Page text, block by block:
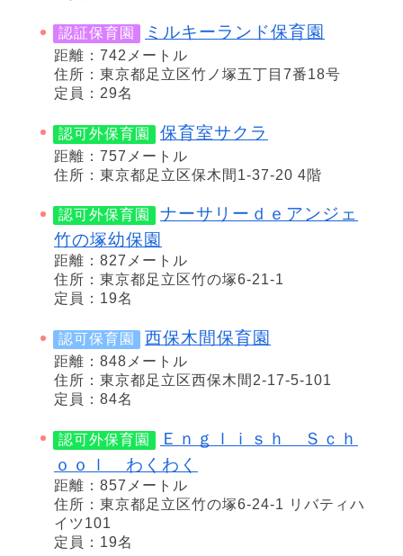
認証保育園 ミルキーランド保育園
距離：742メートル
住所：東京都足立区竹ノ塚五丁目7番18号
定員：29名
認可外保育園 保育室サクラ
距離：757メートル
住所：東京都足立区保木間1-37-20 4階
認可外保育園
ナーサリーｄｅアンジェ
竹の塚幼保園
距離：827メートル
住所：東京都足立区竹の塚6-21-1
定員：19名
認可保育園 西保木間保育園
距離：848メートル
住所：東京都足立区西保木間2-17-5-101
定員：84名
認可外保育園
Ｅｎｇｌｉｓｈ Ｓｃｈ
ｏｏｌ わくわく
距離：857メートル
住所：東京都足立区竹の塚6-24-1 リバティハ
イツ101
定員：19名